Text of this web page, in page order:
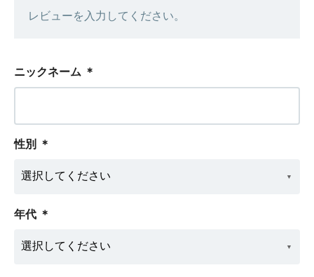
レビューを入力してください。
ニックネーム ＊
性別 ＊
年代 ＊